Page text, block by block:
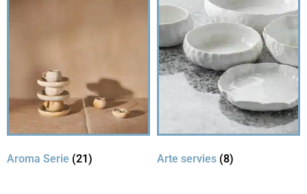
Aroma Serie (21) Arte servies (8)